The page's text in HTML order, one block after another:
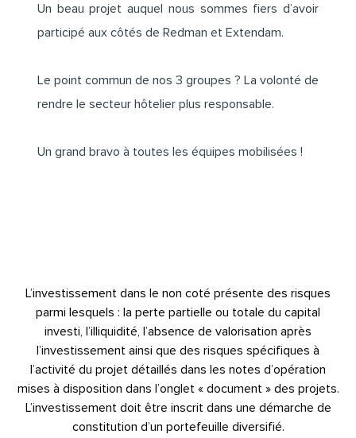
Un beau projet auquel nous sommes fiers d’avoir
participé aux côtés de Redman et Extendam.
Le point commun de nos 3 groupes ? La volonté de
rendre le secteur hôtelier plus responsable.
Un grand bravo à toutes les équipes mobilisées !
L’investissement dans le non coté présente des risques
parmi lesquels : la perte partielle ou totale du capital
investi, l’illiquidité, l’absence de valorisation après
l’investissement ainsi que des risques spécifiques à
l’activité du projet détaillés dans les notes d’opération
mises à disposition dans l’onglet « document » des projets.
L’investissement doit être inscrit dans une démarche de
constitution d’un portefeuille diversifié.